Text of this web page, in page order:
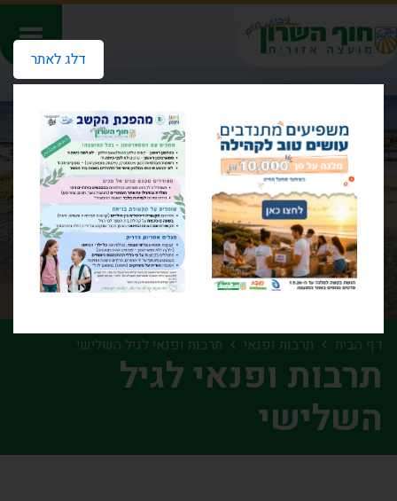
דלג לאתר
דף הבית תרבות ופנאי תרבות ופנאי לגיל השלישי
תרבות ופנאי לגיל
השלישי